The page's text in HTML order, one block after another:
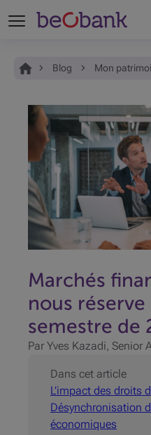
Vous êtes ici:
Accueil Blog Mon
Marchés
nous réserve
semestre de
Par Yves Kazadi, Senior
Dans cet article
L’impact des droits
Désynchronisation
économiques